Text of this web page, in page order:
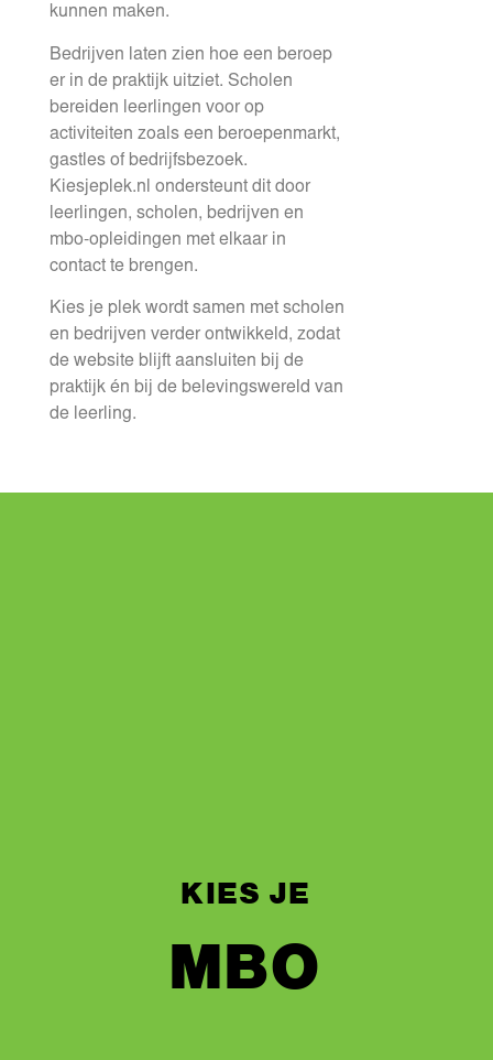
KIES JE
MBO
kunnen maken.
Bedrijven laten zien hoe een beroep
er in de praktijk uitziet. Scholen
bereiden leerlingen voor op
activiteiten zoals een beroepenmarkt,
gastles of bedrijfsbezoek.
Kiesjeplek.nl ondersteunt dit door
leerlingen, scholen, bedrijven en
mbo-opleidingen met elkaar in
contact te brengen.
Kies je plek wordt samen met scholen
en bedrijven verder ontwikkeld, zodat
de website blijft aansluiten bij de
praktijk én bij de belevingswereld van
de leerling.